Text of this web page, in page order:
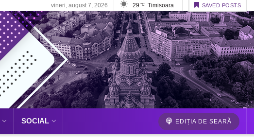
vineri, august 7, 2026 29 °C Timisoara SAVED POSTS
SOCIAL EDIȚIA DE SEARĂ